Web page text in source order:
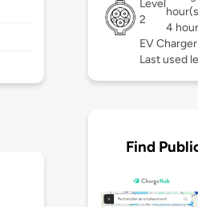
Level
2
4
EV Charger
Last used
Find